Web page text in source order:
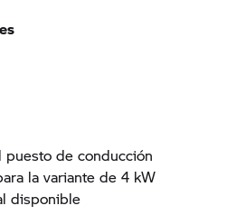
puesto de conducción
la variante de 4 kW
disponible